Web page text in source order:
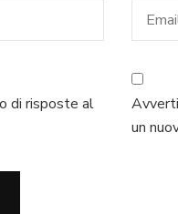
di risposte al
un